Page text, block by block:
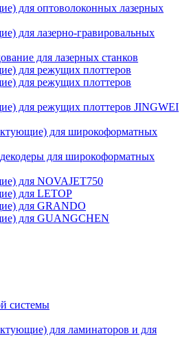
для оптоволоконных лазерных
для лазерно-гравировальных
для лазерных станков
для режущих плоттеров
для режущих плоттеров
для режущих плоттеров JINGWEI
для широкоформатных
для широкоформатных
для NOVAJET750
для LETOP
для GRANDO
для GUANGCHEN
системы
для ламинаторов и для